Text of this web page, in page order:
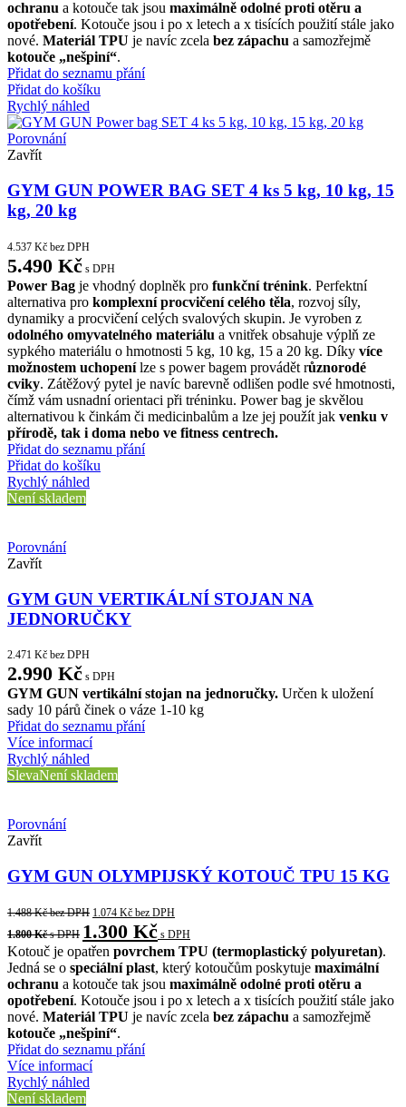
ochranu a kotouče tak jsou maximálně odolné proti otěru a
opotřebení. Kotouče jsou i po x letech a x tisících použití stále jako
nové. Materiál TPU je navíc zcela bez zápachu a samozřejmě
kotouče „nešpiní“.
Přidat do seznamu přání
Přidat do košíku
Rychlý náhled
Porovnání
Zavřít
GYM GUN POWER BAG SET 4 ks 5 kg, 10 kg, 15
kg, 20 kg
4.537 Kč bez DPH
5.490 Kč s DPH
Power Bag je vhodný doplněk pro funkční trénink. Perfektní
alternativa pro komplexní procvičení celého těla, rozvoj síly,
dynamiky a procvičení celých svalových skupin. Je vyroben z
odolného omyvatelného materiálu a vnitřek obsahuje výplň ze
sypkého materiálu o hmotnosti 5 kg, 10 kg, 15 a 20 kg. Díky více
možnostem uchopenílze s power bagem provádět různorodé
cviky. Zátěžový pytel je navíc barevně odlišen podle své hmotnosti,
čímž vám usnadní orientaci při tréninku. Power bag je skvělou
alternativou k činkám či medicinbalům a lze jej použít jak venku v
přírodě, tak i doma nebo ve fitness centrech.
Přidat do seznamu přání
Přidat do košíku
Rychlý náhled
Není skladem
Porovnání
Zavřít
GYM GUN VERTIKÁLNÍ STOJAN NA
JEDNORUČKY
2.471 Kč bez DPH
2.990 Kč s DPH
GYM GUN vertikální stojan na jednoručky. Určen k uložení
sady 10 párů činek o váze 1-10 kg
Přidat do seznamu přání
Více informací
Rychlý náhled
SlevaNení skladem
Porovnání
Zavřít
GYM GUN OLYMPIJSKÝ KOTOUČ TPU 15 KG
1.488Kčbez DPH 1.074 Kč bez DPH
1.800Kčs DPH 1.300 Kč s DPH
Kotouč je opatřen povrchem TPU (termoplastický polyuretan).
Jedná se o speciální plast, který kotoučům poskytuje maximální
ochranu a kotouče tak jsou maximálně odolné proti otěru a
opotřebení. Kotouče jsou i po x letech a x tisících použití stále jako
nové. Materiál TPU je navíc zcela bez zápachu a samozřejmě
kotouče „nešpiní“.
Přidat do seznamu přání
Více informací
Rychlý náhled
Není skladem